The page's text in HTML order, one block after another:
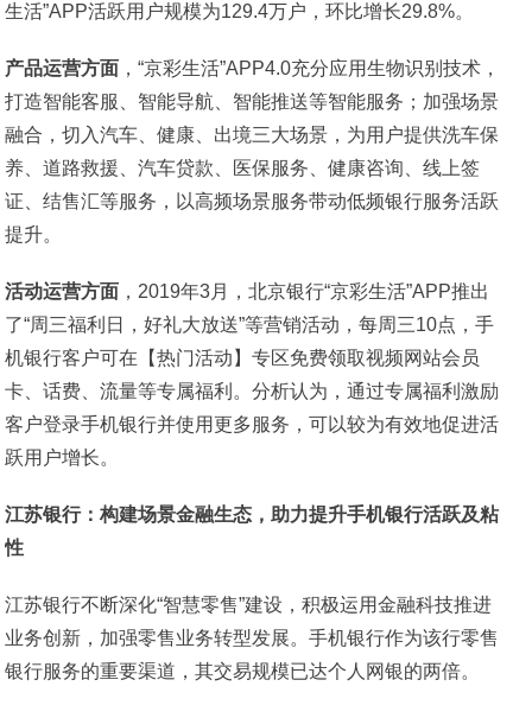
生活”APP活跃用户规模为129.4万户，环比增长29.8%。
产品运营方面 ，“京彩生活”APP4.0充分应用生物识别技术，
打造智能客服、智能导航、智能推送等智能服务；加强场景
融合，切入汽车、健康、出境三大场景，为用户提供洗车保
养、道路救援、汽车贷款、医保服务、健康咨询、线上签
证、结售汇等服务，以高频场景服务带动低频银行服务活跃
提升。
活动运营方面 ，2019年3月，北京银行“京彩生活”APP推出
了“周三福利日，好礼大放送”等营销活动，每周三10点，手
机银行客户可在【热门活动】专区免费领取视频网站会员
卡、话费、流量等专属福利。分析认为，通过专属福利激励
客户登录手机银行并使用更多服务，可以较为有效地促进活
跃用户增长。
江苏银行：构建场景金融生态，助力提升手机银行活跃及粘
性
江苏银行不断深化“智慧零售”建设，积极运用金融科技推进
业务创新，加强零售业务转型发展。手机银行作为该行零售
银行服务的重要渠道，其交易规模已达个人网银的两倍。